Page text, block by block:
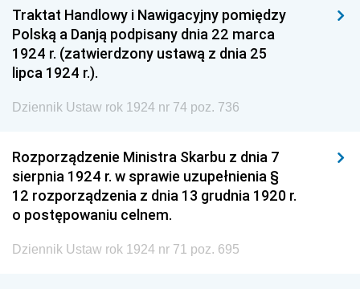
Traktat Handlowy i Nawigacyjny pomiędzy
Polską a Danją podpisany dnia 22 marca
1924 r. (zatwierdzony ustawą z dnia 25
lipca 1924 r.).
Dziennik Ustaw rok 1924 nr 74 poz. 736
Rozporządzenie Ministra Skarbu z dnia 7
sierpnia 1924 r. w sprawie uzupełnienia §
12 rozporządzenia z dnia 13 grudnia 1920 r.
o postępowaniu celnem.
Dziennik Ustaw rok 1924 nr 71 poz. 695